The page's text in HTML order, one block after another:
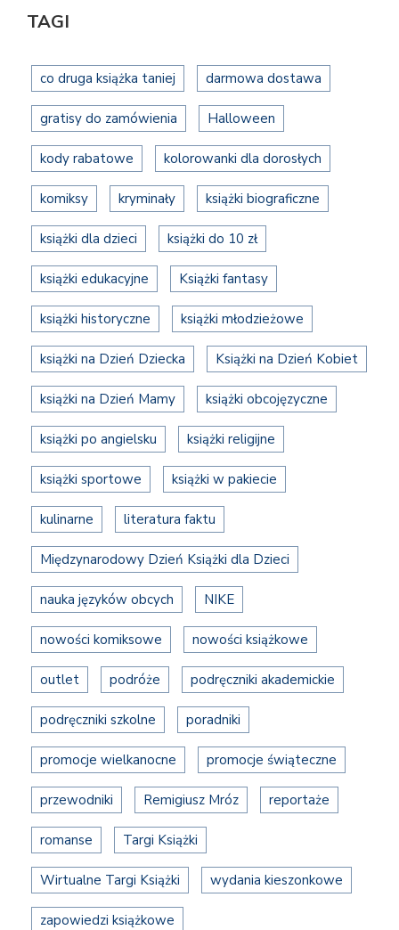
TAGI
co druga książka taniej darmowa dostawa
gratisy do zamówienia Halloween
kody rabatowe kolorowanki dla dorosłych
komiksy kryminały książki biograficzne
książki dla dzieci książki do 10 zł
książki edukacyjne Książki fantasy
książki historyczne książki młodzieżowe
książki na Dzień Dziecka Książki na Dzień Kobiet
książki na Dzień Mamy książki obcojęzyczne
książki po angielsku książki religijne
książki sportowe książki w pakiecie
kulinarne literatura faktu
Międzynarodowy Dzień Książki dla Dzieci
nauka języków obcych NIKE
nowości komiksowe nowości książkowe
outlet podróże podręczniki akademickie
podręczniki szkolne poradniki
promocje wielkanocne promocje świąteczne
przewodniki Remigiusz Mróz reportaże
romanse Targi Książki
Wirtualne Targi Książki wydania kieszonkowe
zapowiedzi książkowe